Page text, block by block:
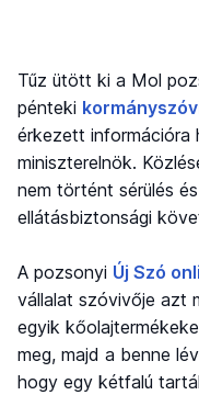
Tűz ütött ki a Mol
pénteki
érkezett információra
miniszterelnök.
nem történt sérülés
ellátásbiztonsági
A pozsonyi Új Szó
vállalat szóvivője azt
egyik
meg, majd a benne
hogy egy kétfalú